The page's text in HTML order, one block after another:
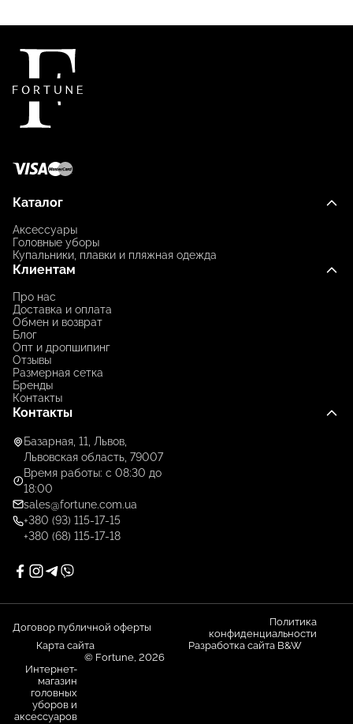
Каталог
Аксессуары
Головные уборы
Купальники, плавки и пляжная одежда
Клиентам
Про нас
Доставка и оплата
Обмен и возврат
Блог
Опт и дропшипинг
Отзывы
Размерная сетка
Бренды
Контакты
Контакты
Базарная, 11, Львов,
Львовская область, 79007
Время работы: с 08:30 до
18:00
sales@fortune.com.ua
+380 (93) 115-17-15
+380 (68) 115-17-18
Договор публичной оферты
Политика
конфиденциальности
Карта сайта
Разработка сайта B&W
© Fortune, 2026
Интернет-
магазин
головных
уборов и
аксессуаров